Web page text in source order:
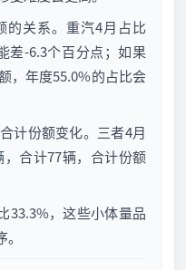
的关系。重汽4月占比
差-6.3个百分点；如果
，年度55.0%的占比会
计份额变化。三者4月
合计77辆，合计份额
33.3%，这些小体量品